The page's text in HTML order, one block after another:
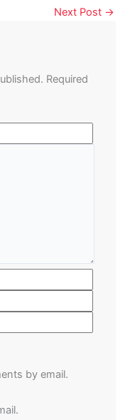
Next Post →
Required
by email.